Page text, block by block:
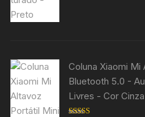
Coluna Xiaomi Mi
Bluetooth 5.0 -
Livres - Cor Cinza